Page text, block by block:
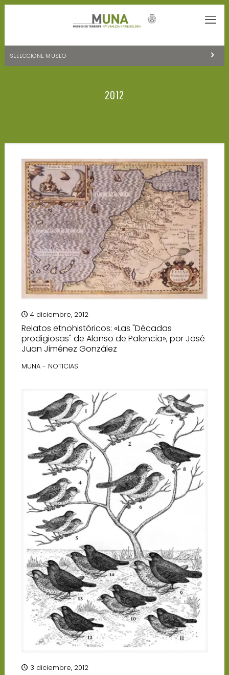
SELECCIONE MUSEO
CENTRO DE DOCUMENTACIÓN DE CANARIAS Y AMÉRICA
CUEVA DEL VIENTO
2012
4 diciembre, 2012
Relatos etnohistóricos: «Las "Décadas
prodigiosas" de Alonso de Palencia», por José
Juan Jiménez González
MUNA - NOTICIAS
3 diciembre, 2012